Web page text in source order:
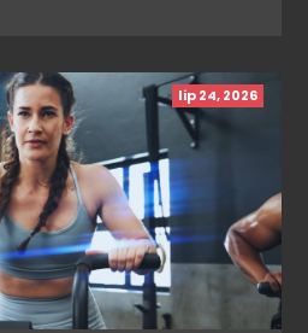
lip 24, 2026